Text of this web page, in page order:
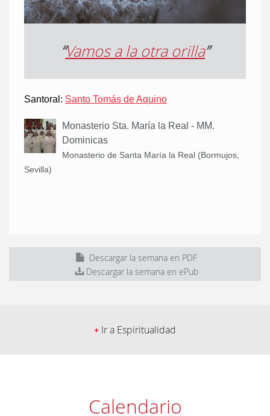
“Vamos a la otra orilla”
Santoral: Santo Tomás de Aquino
Monasterio Sta. María la Real - MM.
Dominicas
Monasterio de Santa María la Real (Bormujos,
Sevilla)
Descargar la semana en PDF
Descargar la semana en ePub
+ Ir a Espiritualidad
Calendario